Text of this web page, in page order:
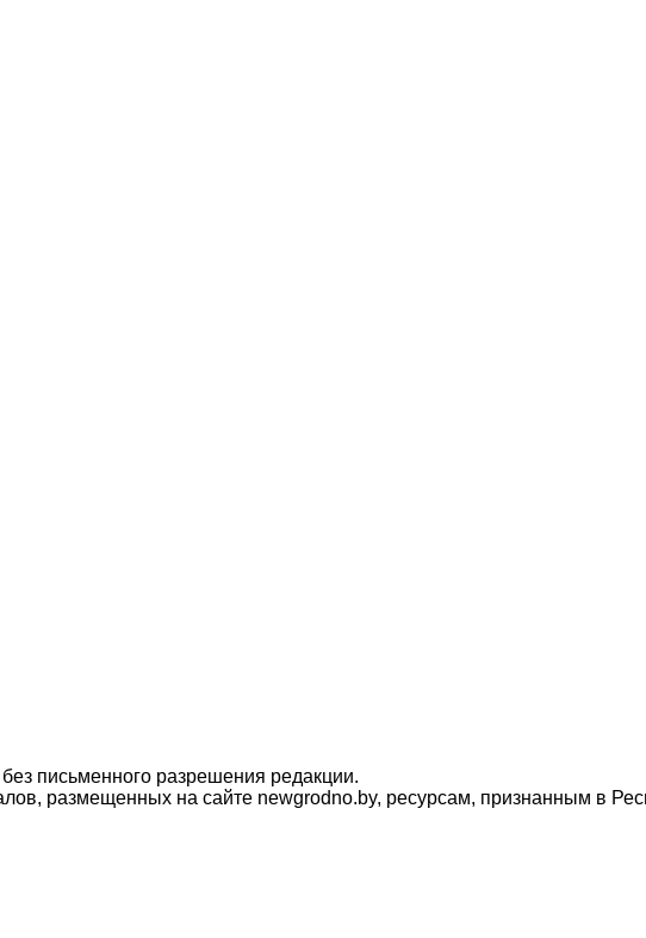
письменного разрешения редакции.
размещенных на сайте newgrodno.by, ресурсам, признанным в